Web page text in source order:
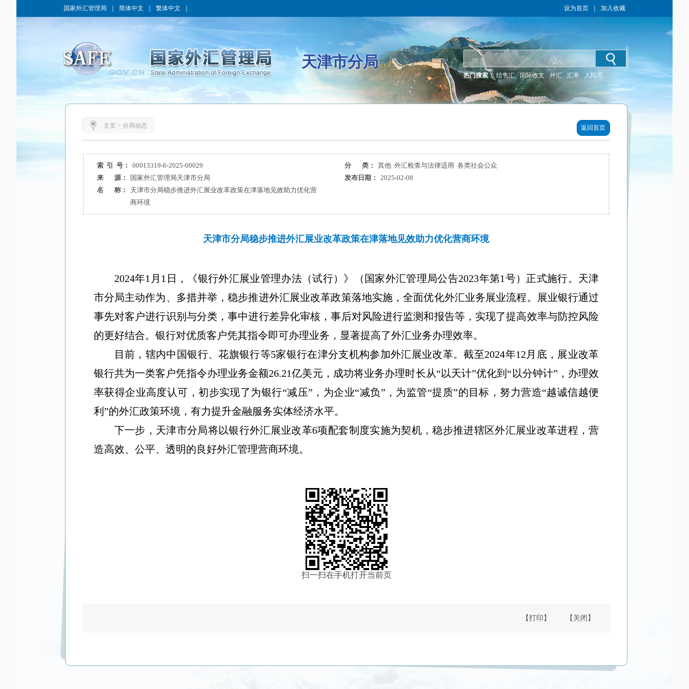
国家外汇管理局 简体中文 繁体中文 设为首页 加入收藏
天津市分局
热门搜索： 结售汇 国际收支 外汇 汇率 人民币
主页> 分局动态 返回首页
索 引 号： 00013319-6-2025-00029 分 类：
其他 外汇检查与法律适用 各类社会公众
来 源：
国家外汇管理局天津市分局 发布日期：
2025-02-08
名 称：
天津市分局稳步推进外汇展业改革政策在津落地见效助力优化营
商环境
天津市分局稳步推进外汇展业改革政策在津落地见效助力优化营商环境
2024年1 月 1 日，《银行外汇展业管理办法（试行）》（国家外汇管理局公告2023年第1号）正式施行。天津
市分局主动作为、多措并举，稳步推进外汇展业改革政策落地实施，全面优化外汇业务展业流程。展业银行通过
事先对客户进行识别与分类，事中进行差异化审核，事后对风险进行监测和报告等，实现了提高效率与防控风险
的更好结合。银行对优质客户凭其指令即可办理业务，显著提高了外汇业务办理效率。
目前，辖内中国银行、花旗银行等5家银行在津分支机构参加外汇展业改革。截至2024年12 月底，展业改革
银行共为一类客户凭指令办理业务金额26.21亿美元，成功将业务办理时长从“以天计”优化到“以分钟计”，办理效
率获得企业高度认可，初步实现了为银行“减压”，为企业“减负”，为监管“提质”的目标，努力营造“越诚信越便
利”的外汇政策环境，有力提升金融服务实体经济水平。
下一步，天津市分局将以银行外汇展业改革6项配套制度实施为契机，稳步推进辖区外汇展业改革进程，营
造高效、公平、透明的良好外汇管理营商环境。
扫一扫在手机打开当前页
【打印】 【关闭】